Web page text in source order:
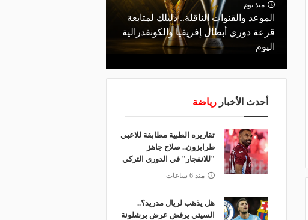
منذ يوم
الموعد والقنوات الناقلة.. دليلك لمتابعة
قرعة دوري أبطال إفريقيا والكونفدرالية
اليوم
أحدث الأخبار رياضة
تقاريره الطبية مطابقة للاعبي
طرابزون.. صلاح جاهز
"للانفجار" في الدوري التركي
منذ 6 ساعات
هل يذهب لريال مدريد؟..
السيتي يرفض عرض برشلونة